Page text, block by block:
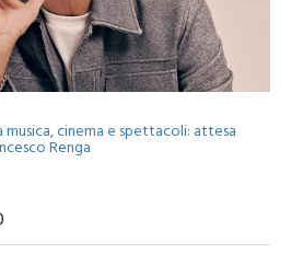
cinema e spettacoli: attesa
Renga